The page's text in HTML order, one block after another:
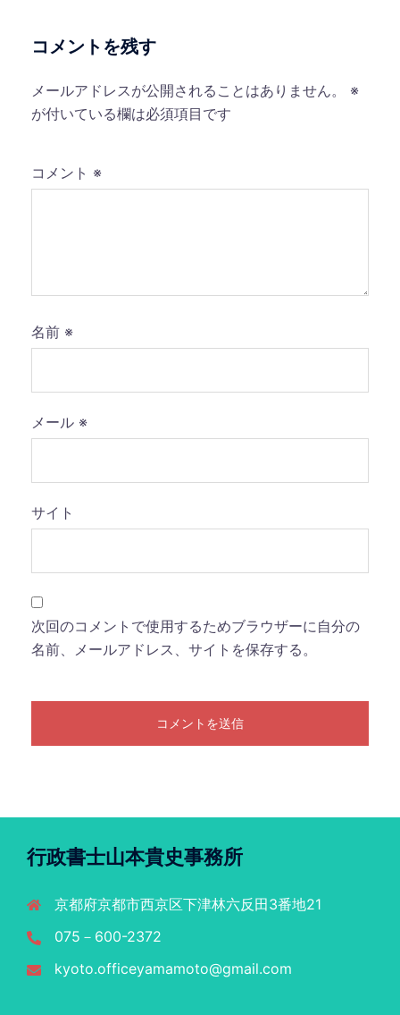
コメントを残す
メールアドレスが公開されることはありません。
※
が付いている欄は必須項目です
コメント ※
名前 ※
メール ※
サイト
次回のコメントで使用するためブラウザーに自分の
名前、メールアドレス、サイトを保存する。
行政書士山本貴史事務所
京都府京都市西京区下津林六反田3番地21
075－600-2372
kyoto.officeyamamoto@gmail.com